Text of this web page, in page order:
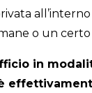
o un certo
in